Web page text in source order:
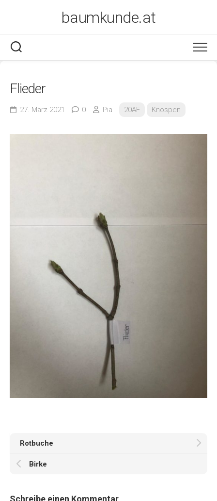
baumkunde.at
Flieder
27. März 2021 0 Pia 20AF Knospen
Rotbuche
Birke
Schreibe einen Kommentar